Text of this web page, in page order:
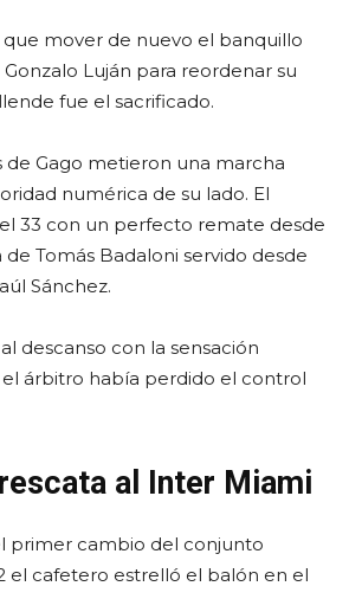
mover de nuevo el banquillo
Luján para reordenar su
fue el sacrificado.
de Gago metieron una marcha
numérica de su lado. El
33 con un perfecto remate desde
Tomás Badaloni servido desde
Sánchez.
descanso con la sensación
árbitro había perdido el control
al Inter Miami
primer cambio del conjunto
el cafetero estrelló el balón en el